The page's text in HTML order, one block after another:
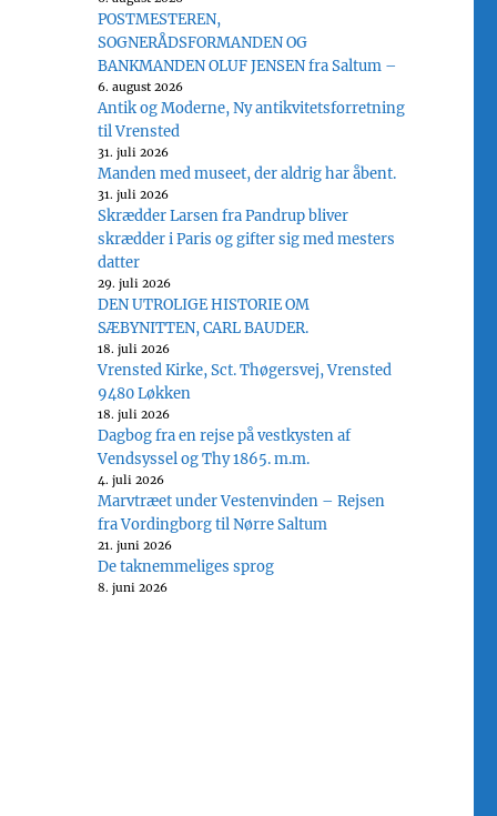
POSTMESTEREN,
SOGNERÅDSFORMANDEN OG
BANKMANDEN OLUF JENSEN fra Saltum –
6. august 2026
Antik og Moderne, Ny antikvitetsforretning
til Vrensted
31. juli 2026
Manden med museet, der aldrig har åbent.
31. juli 2026
Skrædder Larsen fra Pandrup bliver
skrædder i Paris og gifter sig med mesters
datter
29. juli 2026
DEN UTROLIGE HISTORIE OM
SÆBYNITTEN, CARL BAUDER.
18. juli 2026
Vrensted Kirke, Sct. Thøgersvej, Vrensted
9480 Løkken
18. juli 2026
Dagbog fra en rejse på vestkysten af
Vendsyssel og Thy 1865. m.m.
4. juli 2026
Marvtræet under Vestenvinden – Rejsen
fra Vordingborg til Nørre Saltum
21. juni 2026
De taknemmeliges sprog
8. juni 2026